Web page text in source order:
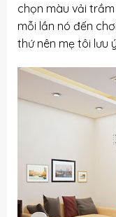
chọn màu vải
mỗi lần nó đến
thứ nên mẹ tôi lưu